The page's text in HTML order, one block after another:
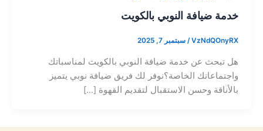
خدمة ضيافة النوبي بالكويت
VzNdQOnyRX
/ سبتمبر 7, 2025
هل تبحث عن خدمة ضيافة النوبي بالكويت لمناسباتك
واجتماعاتك الخاصة؟نوفر لك فريق ضيافة نوبي يتميز
بالأناقة وحسن الاستقبال لتقديم القهوة […]